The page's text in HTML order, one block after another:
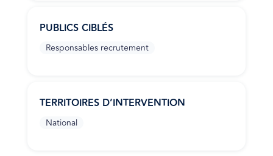
PUBLICS CIBLÉS
Responsables recrutement
TERRITOIRES D’INTERVENTION
National